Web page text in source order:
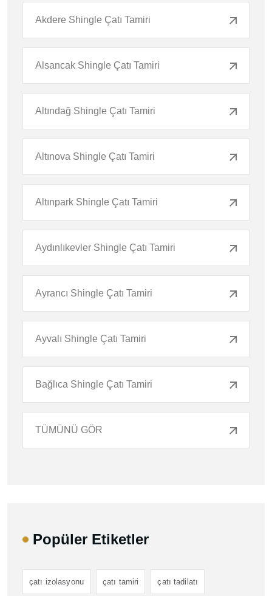
Akdere Shingle Çatı Tamiri
Alsancak Shingle Çatı Tamiri
Altındağ Shingle Çatı Tamiri
Altınova Shingle Çatı Tamiri
Altınpark Shingle Çatı Tamiri
Aydınlıkevler Shingle Çatı Tamiri
Ayrancı Shingle Çatı Tamiri
Ayvalı Shingle Çatı Tamiri
Bağlıca Shingle Çatı Tamiri
TÜMÜNÜ GÖR
Popüler Etiketler
çatı izolasyonu çatı tamiri çatı tadilatı